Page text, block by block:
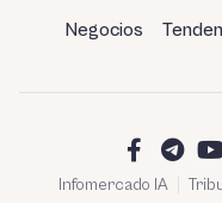
Negocios
Infomercado IA